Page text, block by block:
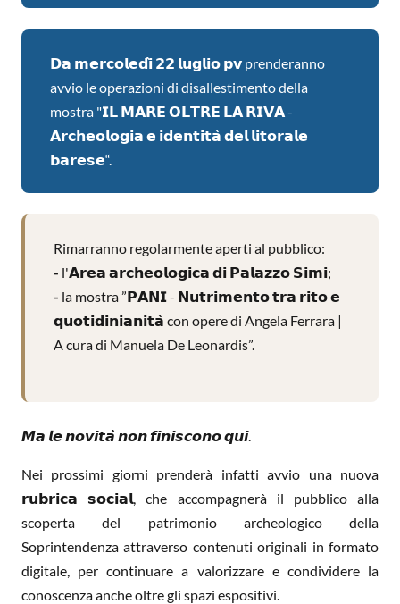
𝗗𝗮 𝗺𝗲𝗿𝗰𝗼𝗹𝗲𝗱𝗶̀ 𝟮𝟮 𝗹𝘂𝗴𝗹𝗶𝗼 𝗽𝘃 prenderanno
avvio le operazioni di disallestimento della
mostra "𝗜𝗟 𝗠𝗔𝗥𝗘 𝗢𝗟𝗧𝗥𝗘 𝗟𝗔 𝗥𝗜𝗩𝗔 -
𝗔𝗿𝗰𝗵𝗲𝗼𝗹𝗼𝗴𝗶𝗮 𝗲 𝗶𝗱𝗲𝗻𝘁𝗶𝘁𝗮̀ 𝗱𝗲𝗹 𝗹𝗶𝘁𝗼𝗿𝗮𝗹𝗲
𝗯𝗮𝗿𝗲𝘀𝗲“.
Rimarranno regolarmente aperti al pubblico:
- l'𝗔𝗿𝗲𝗮 𝗮𝗿𝗰𝗵𝗲𝗼𝗹𝗼𝗴𝗶𝗰𝗮 𝗱𝗶 𝗣𝗮𝗹𝗮𝘇𝘇𝗼 𝗦𝗶𝗺𝗶;
- la mostra ”𝗣𝗔𝗡𝗜 - 𝗡𝘂𝘁𝗿𝗶𝗺𝗲𝗻𝘁𝗼 𝘁𝗿𝗮 𝗿𝗶𝘁𝗼 𝗲
𝗾𝘂𝗼𝘁𝗶𝗱𝗶𝗻𝗶𝗮𝗻𝗶𝘁𝗮̀ con opere di Angela Ferrara |
A cura di Manuela De Leonardis”.
𝙈𝙖 𝙡𝙚 𝙣𝙤𝙫𝙞𝙩𝙖̀ 𝙣𝙤𝙣 𝙛𝙞𝙣𝙞𝙨𝙘𝙤𝙣𝙤 𝙦𝙪𝙞.
Nei prossimi giorni prenderà infatti avvio una nuova
𝗿𝘂𝗯𝗿𝗶𝗰𝗮 𝘀𝗼𝗰𝗶𝗮𝗹, che accompagnerà il pubblico alla
scoperta del patrimonio archeologico della
Soprintendenza attraverso contenuti originali in formato
digitale, per continuare a valorizzare e condividere la
conoscenza anche oltre gli spazi espositivi.